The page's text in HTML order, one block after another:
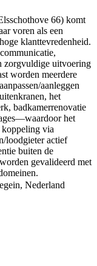
66) komt
voren als een
klanttevredenheid.
zorgvuldige uitvoering
worden meerdere
aanleggen
het
badkamerrenovatie
het
via
loodgieter actief
buiten de
gevalideerd met
Nederland